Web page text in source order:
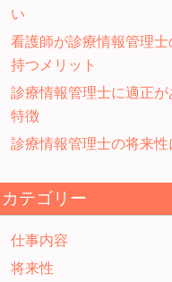
い
看護師が診療情報管理士
持つメリット
診療情報管理士に適正
特徴
診療情報管理士の将来性
カテゴリー
仕事内容
将来性